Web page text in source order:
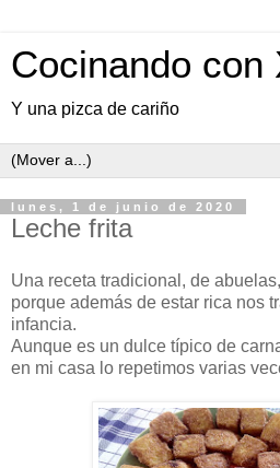
Cocinando con
Y una pizca de cariño
lunes, 1 de junio de 2020
Leche frita
Una receta tradicional, de
porque además de estar rica nos
infancia.
Aunque es un dulce típico de
en mi casa lo repetimos varias